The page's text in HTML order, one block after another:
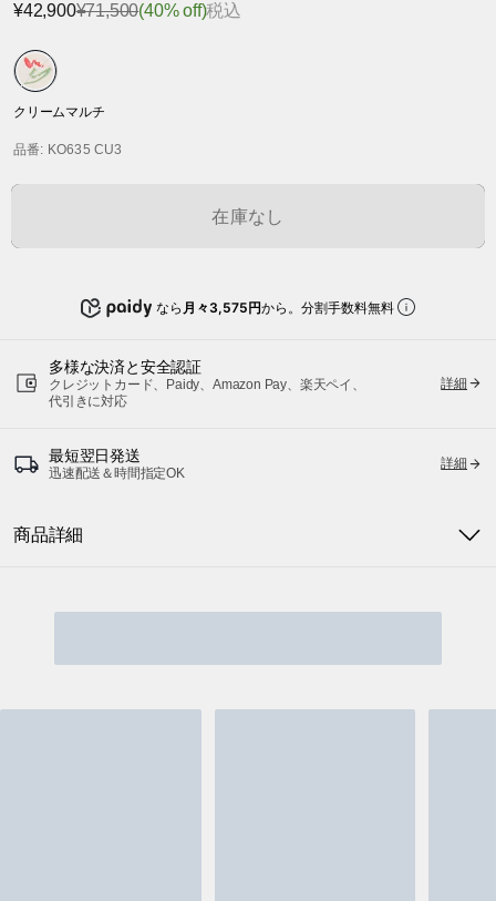
¥42,900¥71,500(40% off)税込
クリームマルチ
品番: KO635 CU3
在庫なし
なら 月々3,575円から。分割手数料無料
多様な決済と安全認証
クレジットカード、Paidy、Amazon Pay、楽天ペイ、
代引きに対応
詳細
最短翌日発送
迅速配送＆時間指定OK
詳細
商品詳細